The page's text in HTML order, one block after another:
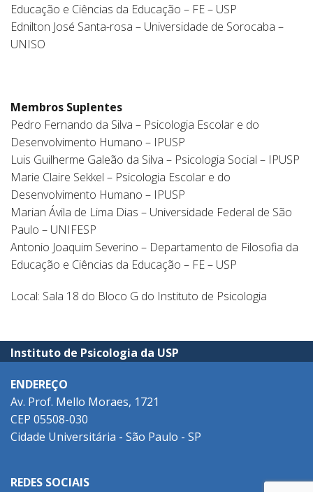
Educação e Ciências da Educação – FE – USP
Ednilton José Santa-rosa – Universidade de Sorocaba –
UNISO
Membros Suplentes
Pedro Fernando da Silva – Psicologia Escolar e do
Desenvolvimento Humano – IPUSP
Luis Guilherme Galeão da Silva – Psicologia Social – IPUSP
Marie Claire Sekkel – Psicologia Escolar e do
Desenvolvimento Humano – IPUSP
Marian Ávila de Lima Dias – Universidade Federal de São
Paulo – UNIFESP
Antonio Joaquim Severino – Departamento de Filosofia da
Educação e Ciências da Educação – FE – USP
Local: Sala 18 do Bloco G do Instituto de Psicologia
Instituto de Psicologia da USP
ENDEREÇO
Av. Prof. Mello Moraes, 1721
CEP 05508-030
Cidade Universitária - São Paulo - SP
REDES SOCIAIS